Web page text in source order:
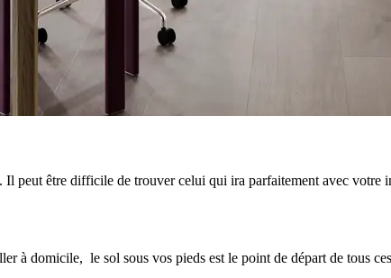
peut être difficile de trouver celui qui ira parfaitement avec votre
à domicile, le sol sous vos pieds est le point de départ de tous